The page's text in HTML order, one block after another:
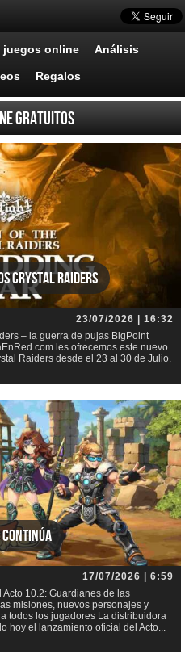
juegos online Análisis
Regalos
gratuitos
Crystal Raiders
23/07/2026 | 16:32
– la guerra de pujas BigPoint
les ofrecemos este nuevo
Raiders desde el 23 al 30 de Julio.
continúa
17/07/2026 | 6:59
10.2: Guardianes de las
misiones, nuevos personajes y
todos los jugadores La distribuidora
hoy el lanzamiento oficial del Acto...